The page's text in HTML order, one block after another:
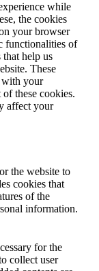
while
the cookies
your browser
functionalities of
that help us
These
with your
these cookies.
affect your
the website to
cookies that
of the
information.
for the
collect user